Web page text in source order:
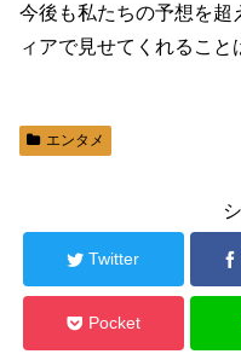
今後も私たちの予想を超
ィアで見せてくれること
エンタメ
Twitter
Pocket